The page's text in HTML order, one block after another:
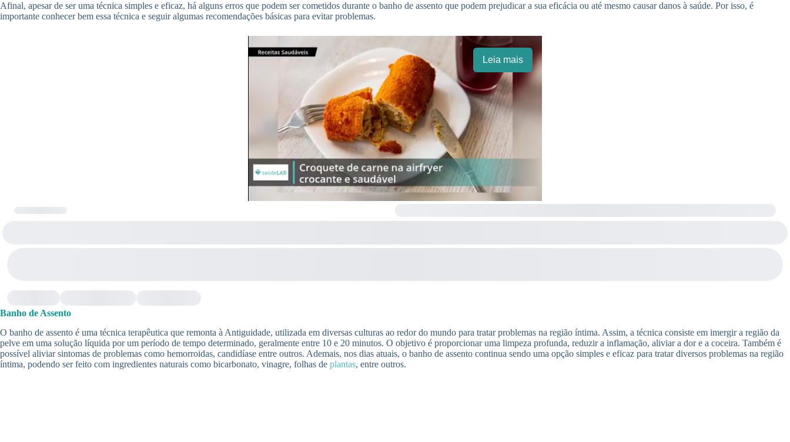
Afinal, apesar de ser uma técnica simples e eficaz, há alguns erros que podem ser cometidos durante o banho de assento que podem prejudicar a sua eficácia ou até mesmo causar danos à saúde. Por isso, é
importante conhecer bem essa técnica e seguir algumas recomendações básicas para evitar problemas.
Leia mais
Banho de Assento
O banho de assento é uma técnica terapêutica que remonta à Antiguidade, utilizada em diversas culturas ao redor do mundo para tratar problemas na região íntima. Assim, a técnica consiste em imergir a região da
pelve em uma solução líquida por um período de tempo determinado, geralmente entre 10 e 20 minutos. O objetivo é proporcionar uma limpeza profunda, reduzir a inflamação, aliviar a dor e a coceira. Também é
possível aliviar sintomas de problemas como hemorroidas, candidíase entre outros. Ademais, nos dias atuais, o banho de assento continua sendo uma opção simples e eficaz para tratar diversos problemas na região
íntima, podendo ser feito com ingredientes naturais como bicarbonato, vinagre, folhas de plantas, entre outros.